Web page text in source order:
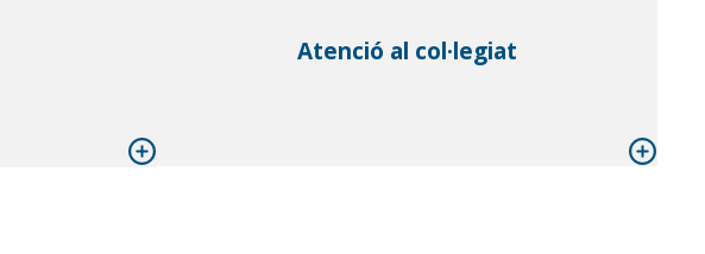
Atenció al col·legiat